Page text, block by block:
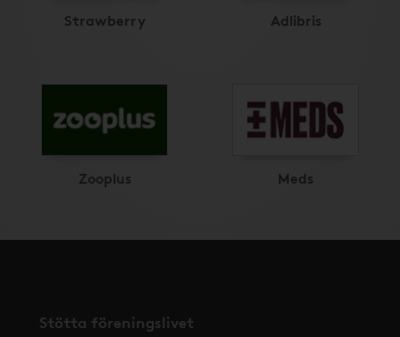
Strawberry Adlibris
Zooplus Meds
Stötta föreningslivet